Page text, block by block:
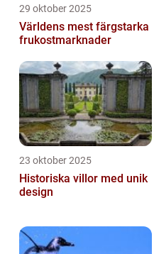
29 oktober 2025
Världens mest färgstarka
frukostmarknader
23 oktober 2025
Historiska villor med unik
design